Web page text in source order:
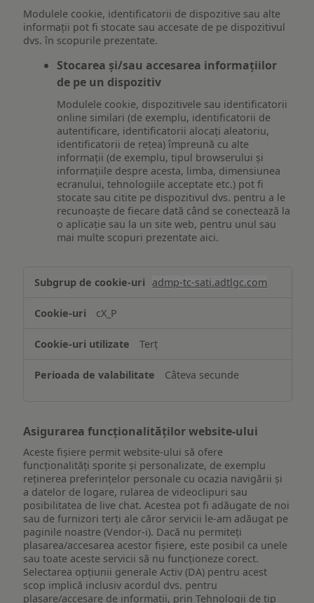
Modulele cookie, identificatorii de dispozitive sau alte
informații pot fi stocate sau accesate de pe dispozitivul
dvs. în scopurile prezentate.
Stocarea și/sau accesarea informațiilor
de pe un dispozitiv
Modulele cookie, dispozitivele sau identificatorii
online similari (de exemplu, identificatorii de
autentificare, identificatorii alocați aleatoriu,
identificatorii de rețea) împreună cu alte
informații (de exemplu, tipul browserului și
informațiile despre acesta, limba, dimensiunea
ecranului, tehnologiile acceptate etc.) pot fi
stocate sau citite pe dispozitivul dvs. pentru a le
recunoaște de fiecare dată când se conectează la
o aplicație sau la un site web, pentru unul sau
mai multe scopuri prezentate aici.
și/sau
informațiilor
pe
dispozitiv
admp-tc-sati.adtlgc.com
cX_P
Terț
Câteva secunde
Asigurarea funcționalităților website-ului
Aceste fișiere permit website-ului să ofere
funcționalități sporite și personalizate, de exemplu
reţinerea preferinţelor personale cu ocazia navigării și
a datelor de logare, rularea de videoclipuri sau
posibilitatea de live chat. Acestea pot fi adăugate de noi
sau de furnizori terți ale căror servicii le-am adăugat pe
paginile noastre (Vendor-i). Dacă nu permiteți
plasarea/accesarea acestor fișiere, este posibil ca unele
sau toate aceste servicii să nu funcționeze corect.
Selectarea opțiunii generale Activ (DA) pentru acest
scop implică inclusiv acordul dvs. pentru
plasare/accesare de informații, prin Tehnologii de tip